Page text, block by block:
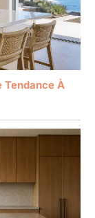
Tendance À